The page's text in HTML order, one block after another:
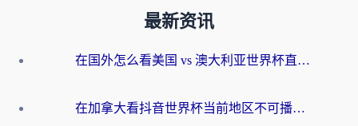
最新资讯
在国外怎么看美国 vs 澳大利亚世界杯直播？海外党必藏的中文解说观赛指南
在加拿大看抖音世界杯当前地区不可播放？海外党体育观赛终极指南